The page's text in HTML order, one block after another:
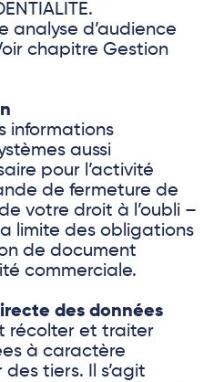
analyse d’audience
chapitre Gestion
informations
aussi
pour l’activité
de fermeture de
votre droit à l’oubli –
limite des obligations
de document
commerciale.
des données
récolter et traiter
à caractère
tiers. Il s’agit